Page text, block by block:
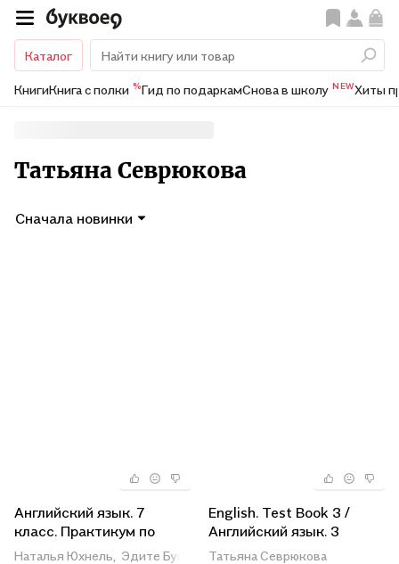
Каталог
КнигиКнига с полки %Гид по подаркамСнова в школу NEWХиты
Татьяна Севрюкова
Сначала новинки
Английский язык. 7
класс. Практикум по
грамматике
Наталья Юхнель, Эдите Бушуева, Татьяна Севрюкова
English. Test Book 3 /
Английский язык. 3
класс: тесты
Татьяна Севрюкова